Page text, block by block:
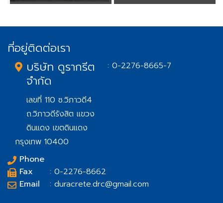
ที่อยู่ติดต่อเรา
บริษัท ดูรากรีต
จำกัด
เลขที่ 110 ซ.วิภาวดี4
ถ.วิภาวดีรังสิต แขวง
ดินแดง เขตดินแดง
กรุงเทพ 10400
Phone
: 0-2276-8665-7
Fax
: 0-2276-8662
Email
: duracrete.drc@gmail.com